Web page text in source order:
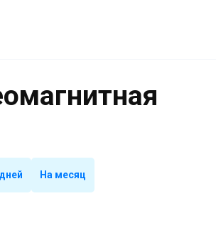
На месяц